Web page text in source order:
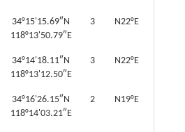
34°15'15.69″N
118°13'50.79″E
3 N22°E
34°14'18.11″N
118°13'12.50″E
3 N22°E
34°16'26.15″N
118°14'03.21″E
2 N19°E